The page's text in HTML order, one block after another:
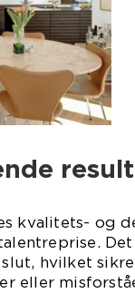
kvalitets- og
hvilket
eller